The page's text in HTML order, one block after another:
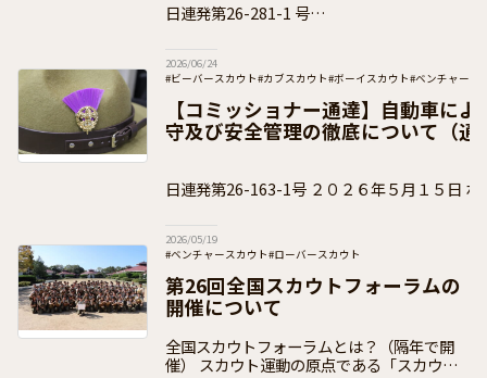
日連発第26-281-1 号
2026/06/24
#ビーバースカウト#カブスカウト#ボーイスカウト#ベンチャース
#加盟員向け
【コミッショナー通達】自動車に
守及び安全管理の徹底について（通
日連発第26-163-1号 ２０２６年５月１５日 ボーイスカウト都道府県連
2026/05/19
#ベンチャースカウト#ローバースカウト
#日本連盟事業（イベント事業）
#全国スカウトフォーラム
#お知らせ#加盟員向け
第26回全国スカウトフォーラムの
開催について
全国スカウトフォーラムとは？（隔年で開
催） スカウト運動の原点である「スカウト